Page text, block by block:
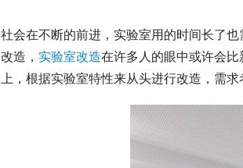
社会在不断的前进，实验室用的时间长了
改造， 实验室改造在许多人的眼中或许会
上，根据实验室特性来从头进行改造，需求